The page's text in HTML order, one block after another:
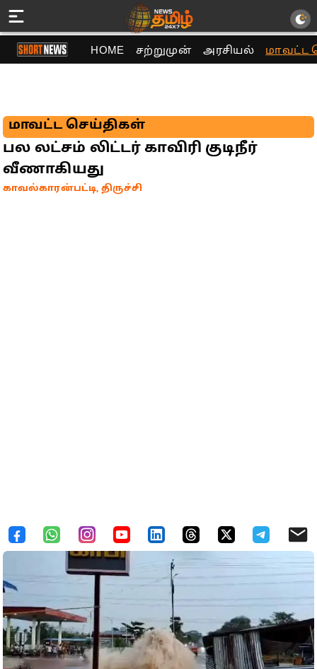
HOME சற்றுமுன் அரசியல் மாவட்ட
மாவட்ட செய்திகள்
பல லட்சம் லிட்டர் காவிரி குடிநீர்
வீணாகியது
காவல்காரன்பட்டி, திருச்சி